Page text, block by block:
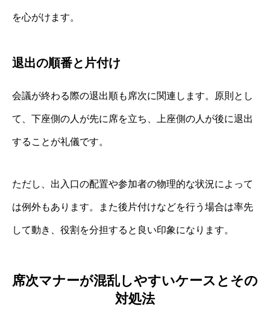
を心がけます。
退出の順番と片付け
会議が終わる際の退出順も席次に関連します。原則とし
て、下座側の人が先に席を立ち、上座側の人が後に退出
することが礼儀です。
ただし、出入口の配置や参加者の物理的な状況によって
は例外もあります。また後片付けなどを行う場合は率先
して動き、役割を分担すると良い印象になります。
席次マナーが混乱しやすいケースとその
対処法